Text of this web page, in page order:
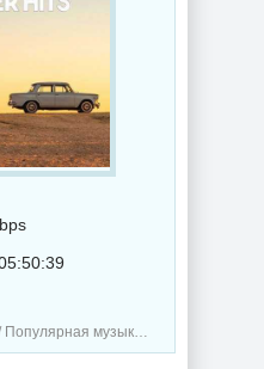
/ Поп музыка / Музыка VA